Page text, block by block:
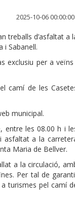
2025-10-06 00:00:00
treballs d’asfaltat a
i Sabanell.
exclusiu per a
camí de les
municipal.
entre les 08.00 h i
asfaltat a la
Maria de Bellver.
a la circulació,
Per tal de
turismes pel camí